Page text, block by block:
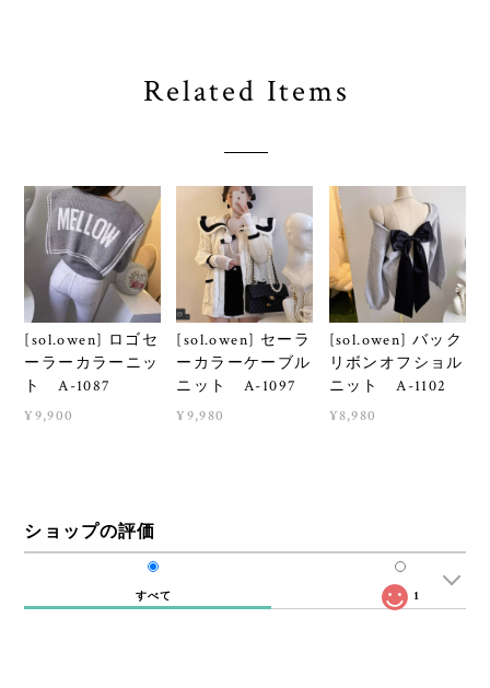
Related Items
[sol.owen] ロゴセ
ーラーカラーニッ
ト A-1087
¥9,900
[sol.owen] セーラ
ーカラーケーブル
ニット A-1097
¥9,980
[sol.owen] バック
リボンオフショル
ニット A-1102
¥8,980
ショップの評価
すべて 1